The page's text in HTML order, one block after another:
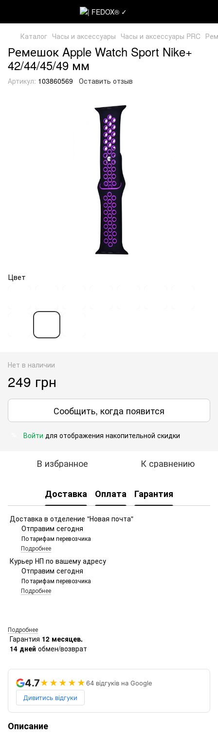
Каталог Часы и аксессуары Часы и аксессуары PRC
Ремешок Apple Watch Sport Nike+
42/44/45/49 мм
Артикул: 103860569 Оставить отзыв
Цвет
Нет в наличии
249 грн
Сообщить, когда появится
Войти для отображения накопительной скидки
В избранное К сравнению
Доставка Оплата Гарантия
Доставка в отделение "Новая почта"
Отправим сегодня
По тарифам перевозчика
Подробнее
Курьер НП по вашему адресу
Отправим сегодня
По тарифам перевозчика
Подробнее
Подробнее
Гарантия 12 месяцев.
14 дней обмен/возврат
4.7★★★★★64 відгуків на Google
Дивитись відгуки
Описание